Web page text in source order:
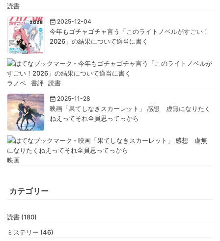
読書
2025-12-04
今年もゴチャゴチャ言う「このライトノベルがすごい！
2026」の結果について適当に書く
ラノベ 書評 読書
2025-11-28
映画「果てしなきスカーレット」 感想 虚無になりたく
ねえってそれ全員思ってっから
映画
カテゴリー
読書 (180)
ミステリー (46)